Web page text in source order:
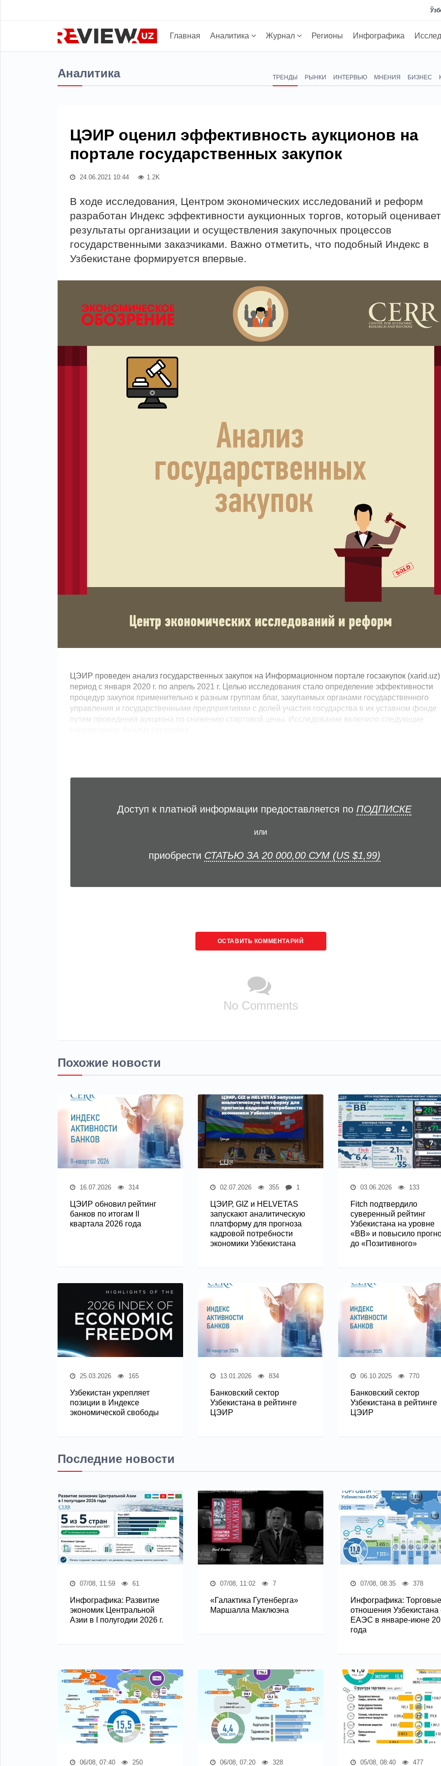
Главная Аналитика Журнал Регионы Инфографика
Аналитика ТРЕНДЫ РЫНКИ ИНТЕРВЬЮ МНЕНИЯ БИЗНЕС
ЦЭИР оценил эффективность аукционов на
портале государственных закупок
24.06.2021 10:44 1.2K
В ходе исследования, Центром экономических исследований и реформ
разработан Индекс эффективности аукционных торгов, который оценивает
результаты организации и осуществления закупочных процессов
государственными заказчиками. Важно отметить, что подобный Индекс в
Узбекистане формируется впервые.
ЦЭИР проведен анализ государственных закупок на Информационном портале госзакупок (xarid.uz)
период с января 2020 г. по апрель 2021 г. Целью исследования стало определение эффективности
процедур закупок применительно к разным группам благ, закупаемых органами государственного
управления и государственными предприятиями с долей участия государства в их уставном фонде
путем проведения аукциона по снижению стартовой цены. Исследование включило следующие
Доступ к платной информации предоставляется по ПОДПИСКЕ
или
приобрести СТАТЬЮ ЗА 20 000,00 СУМ (US $1,99)
ОСТАВИТЬ КОММЕНТАРИЙ
No Comments
Похожие новости
16.07.2026 314
ЦЭИР обновил рейтинг
банков по итогам II
квартала 2026 года
02.07.2026 355 1
ЦЭИР, GIZ и HELVETAS
запускают аналитическую
платформу для прогноза
кадровой потребности
экономики Узбекистана
03.06.2026 133
Fitch подтвердило
суверенный рейтинг
Узбекистана на уровне
«BB» и повысило
до «Позитивного»
25.03.2026 165
Узбекистан укрепляет
позиции в Индексе
экономической свободы
13.01.2026 834
Банковский сектор
Узбекистана в рейтинге
ЦЭИР
06.10.2025 770
Банковский сектор
Узбекистана в рейтинге
ЦЭИР
Последние новости
07/08, 11:59 61
Инфографика: Развитие
экономик Центральной
Азии в I полугодии 2026 г.
07/08, 11:02 7
«Галактика Гутенберга»
Маршалла Маклюэна
07/08, 08:35 378
Инфографика: Торговые
отношения Узбекистана
ЕАЭС в январе-июне
года
06/08, 07:40 250 06/08, 07:20 328 05/08, 08:40 477